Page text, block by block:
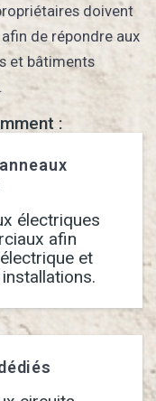
doivent
de répondre aux
et bâtiments
:
électriques
afin
et